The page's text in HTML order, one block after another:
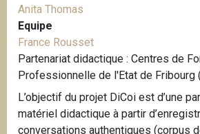
Anita Thomas
Equipe
France Rousset
Partenariat didactique : Centres de
Professionnelle de l'Etat de Fribourg
L’objectif du projet DiCoi est d’une
matériel didactique à partir
conversations authentiques (corpus